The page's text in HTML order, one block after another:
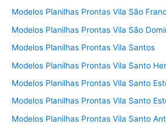
Modelos Planilhas Prontas Vila São
Modelos Planilhas Prontas Vila São
Modelos Planilhas Prontas Vila Santos
Modelos Planilhas Prontas Vila Santo
Modelos Planilhas Prontas Vila Santo
Modelos Planilhas Prontas Vila Santo
Modelos Planilhas Prontas Vila Santo